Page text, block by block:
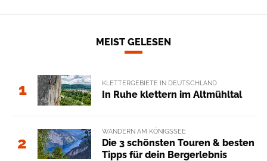
MEIST GELESEN
1 KLETTERGEBIETE IN DEUTSCHLAND
In Ruhe klettern im Altmühltal
2
WANDERN AM KÖNIGSSEE
Die 3 schönsten Touren & besten
Tipps für dein Bergerlebnis